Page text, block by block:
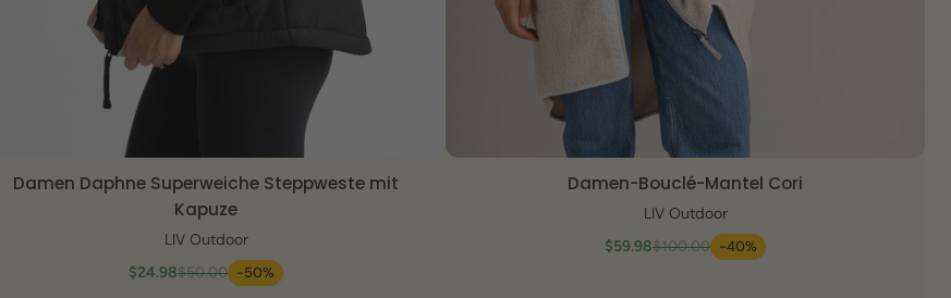
SCHNELLANSICHT
Damen Daphne Superweiche Steppweste mit
Kapuze
LIV Outdoor
$24.98$50.00 -50%
SCHNELLANSICHT
Damen-Bouclé-Mantel Cori
LIV Outdoor
$59.98$100.00 -40%